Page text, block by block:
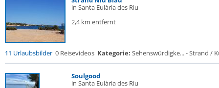
in Santa Eulària des Riu
2,4 km entfernt
11 Urlaubsbilder 0 Reisevideos Kategorie: Sehenswürdigke... - Strand /
Soulgood
in Santa Eulària des Riu